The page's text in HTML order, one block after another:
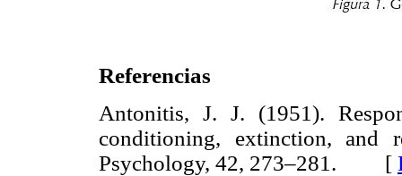
Referencias
Antonitis, J. J. (1951).
conditioning, extinction, and
Psychology, 42, 273–281. [